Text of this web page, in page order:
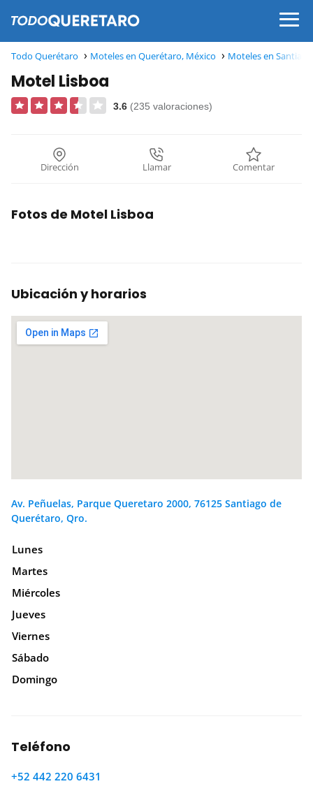
Todo Querétaro Moteles en Querétaro, México Moteles en
Motel Lisboa
3.6 (235 valoraciones)
Dirección Llamar Comentar
Fotos de Motel Lisboa
Ubicación y horarios
Av. Peñuelas, Parque Queretaro 2000, 76125 Santiago de
Querétaro, Qro.
Lunes
Martes
Miércoles
Jueves
Viernes
Sábado
Domingo
Teléfono
+52 442 220 6431